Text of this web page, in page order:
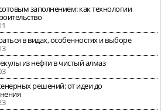
заполнением: как технологии
в видах, особенностях и выборе
из нефти в чистый алмаз
решений: от идеи до